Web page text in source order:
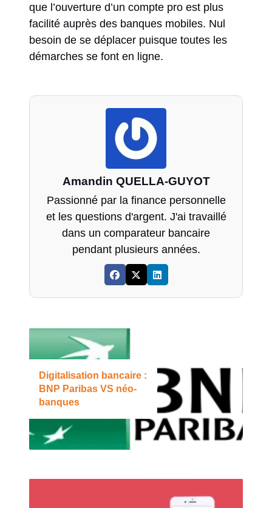
que l’ouverture d’un compte pro est plus
facilité auprès des banques mobiles. Nul
besoin de se déplacer puisque toutes les
démarches se font en ligne.
Amandin QUELLA-GUYOT
Passionné par la finance personnelle
et les questions d'argent. J'ai travaillé
dans un comparateur bancaire
pendant plusieurs années.
Digitalisation bancaire :
BNP Paribas VS néo-
banques